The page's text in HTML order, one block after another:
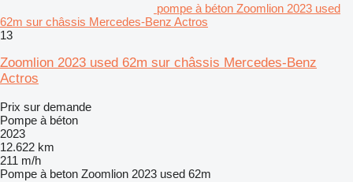
pompe à béton Zoomlion 2023 used
62m sur châssis Mercedes-Benz Actros
13
Zoomlion 2023 used 62m sur châssis Mercedes-Benz
Actros
Prix sur demande
Pompe à béton
2023
12.622 km
211 m/h
Pompe à beton Zoomlion 2023 used 62m